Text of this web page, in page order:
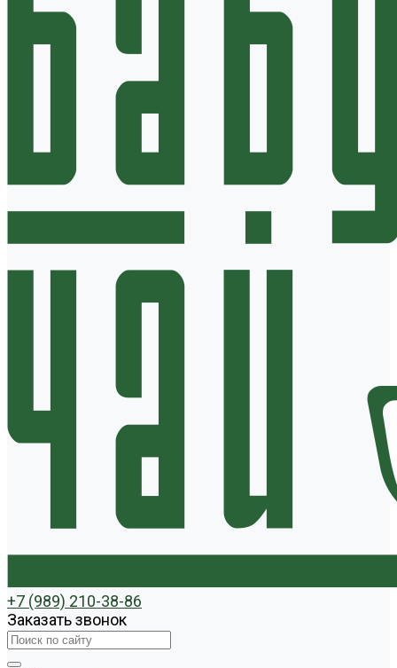
+7 (989) 210-38-86
Заказать звонок